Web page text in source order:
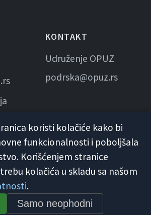
KONTAKT
Udruženje OPUZ
podrska@opuz.rs
Opuz · Udruženje OPUZ
uslovi korišćenja
koristi kolačiće kako bi
funkcionalnosti i poboljšala
Korišćenjem stranice
kolačića u skladu sa našom
.
Samo neophodni